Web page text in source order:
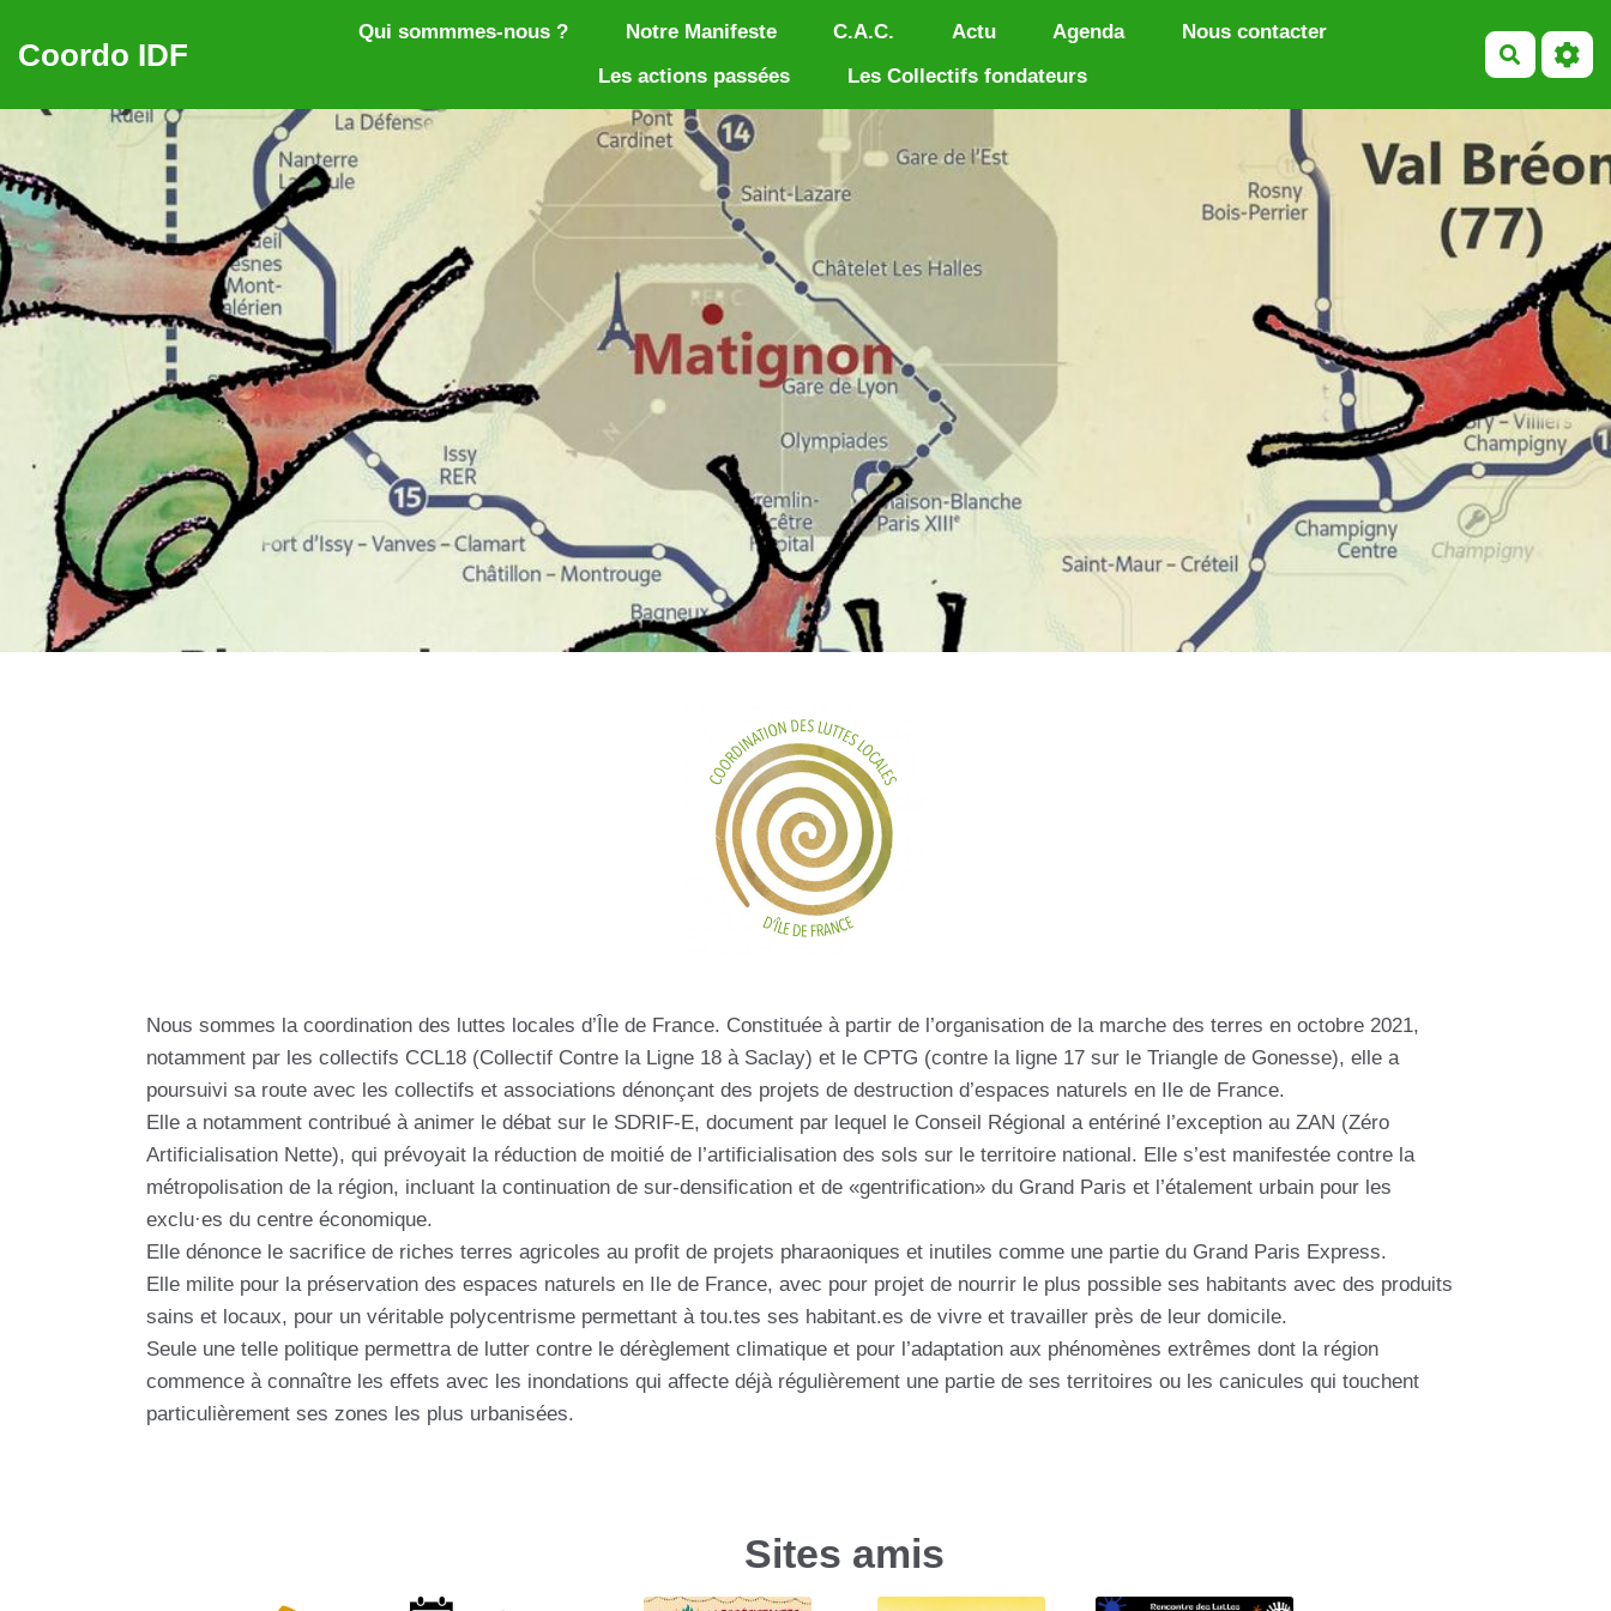
Coordo IDF
Qui sommmes-nous ? Notre Manifeste C.A.C. Actu Agenda
Nous contacter
Les actions passées
Les Collectifs fondateurs
Nous sommes la coordination des luttes locales d’Île de France. Constituée à partir de l’organisation de la marche des terres en octobre 2021,
notamment par les collectifs CCL18 (Collectif Contre la Ligne 18 à Saclay) et le CPTG (contre la ligne 17 sur le Triangle de Gonesse), elle a
poursuivi sa route avec les collectifs et associations dénonçant des projets de destruction d’espaces naturels en Ile de France.
Elle a notamment contribué à animer le débat sur le SDRIF-E, document par lequel le Conseil Régional a entériné l’exception au ZAN (Zéro
Artificialisation Nette), qui prévoyait la réduction de moitié de l’artificialisation des sols sur le territoire national. Elle s’est manifestée contre la
métropolisation de la région, incluant la continuation de sur-densification et de «gentrification» du Grand Paris et l’étalement urbain pour les
exclu·es du centre économique.
Elle dénonce le sacrifice de riches terres agricoles au profit de projets pharaoniques et inutiles comme une partie du Grand Paris Express.
Elle milite pour la préservation des espaces naturels en Ile de France, avec pour projet de nourrir le plus possible ses habitants avec des produits
sains et locaux, pour un véritable polycentrisme permettant à tou.tes ses habitant.es de vivre et travailler près de leur domicile.
Seule une telle politique permettra de lutter contre le dérèglement climatique et pour l’adaptation aux phénomènes extrêmes dont la région
commence à connaître les effets avec les inondations qui affecte déjà régulièrement une partie de ses territoires ou les canicules qui touchent
particulièrement ses zones les plus urbanisées.
Sites amis